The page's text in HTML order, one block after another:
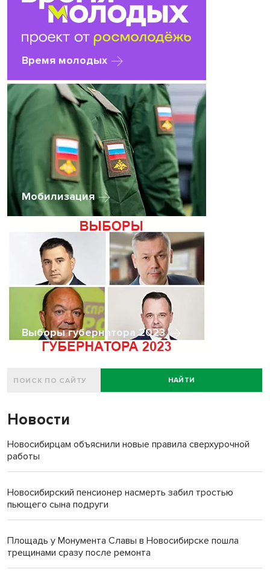
Время молодых
Мобилизация
Выборы губернатора 2023
НАЙТИ
Новости
Новосибирцам объяснили новые правила сверхурочной
работы
Новосибирский пенсионер насмерть забил тростью
пьющего сына подруги
Площадь у Монумента Славы в Новосибирске пошла
трещинами сразу после ремонта